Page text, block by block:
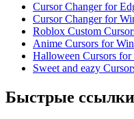
Cursor Changer for
Cursor Changer for
Roblox Custom
Anime Cursors for
Halloween Cursors
Sweet and eazy
Быстрые ссылки